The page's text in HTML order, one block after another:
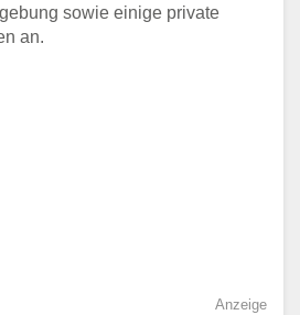
sowie einige private
an.
Anzeige